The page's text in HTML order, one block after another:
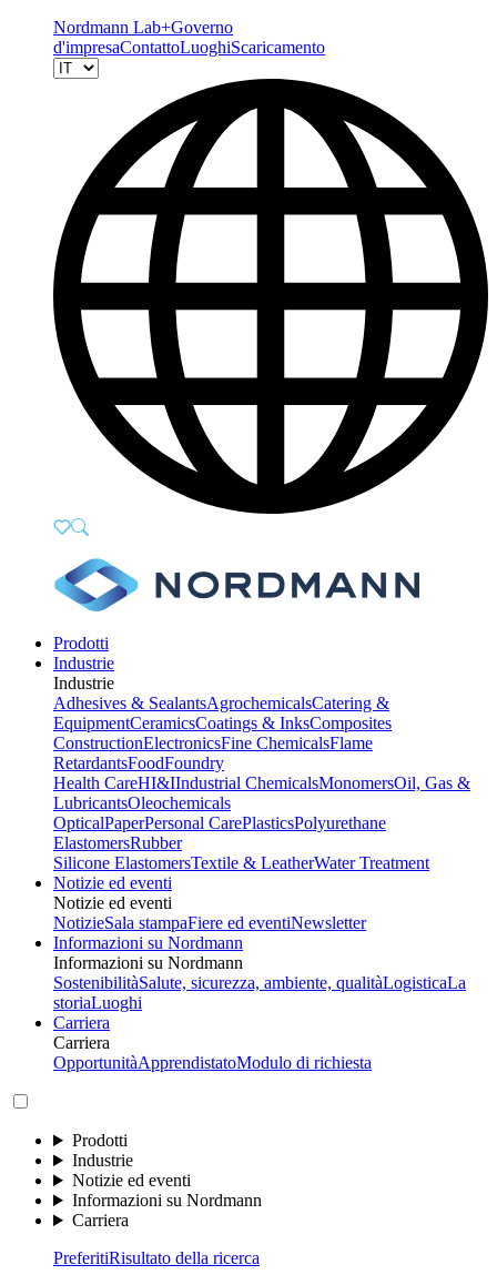
Nordmann Lab+Governo
d'impresaContattoLuoghiScaricamento
Prodotti
Industrie
Industrie
Adhesives & SealantsAgrochemicalsCatering &
EquipmentCeramicsCoatings & InksComposites
ConstructionElectronicsFine ChemicalsFlame
RetardantsFoodFoundry
Health CareHI&IIndustrial ChemicalsMonomersOil, Gas &
LubricantsOleochemicals
OpticalPaperPersonal CarePlasticsPolyurethane
ElastomersRubber
Silicone ElastomersTextile & LeatherWater Treatment
Notizie ed eventi
Notizie ed eventi
NotizieSala stampaFiere ed eventiNewsletter
Informazioni su Nordmann
Informazioni su Nordmann
SostenibilitàSalute, sicurezza, ambiente, qualitàLogisticaLa
storiaLuoghi
Carriera
Carriera
OpportunitàApprendistatoModulo di richiesta
Prodotti
Industrie
Notizie ed eventi
Informazioni su Nordmann
Carriera
PreferitiRisultato della ricerca